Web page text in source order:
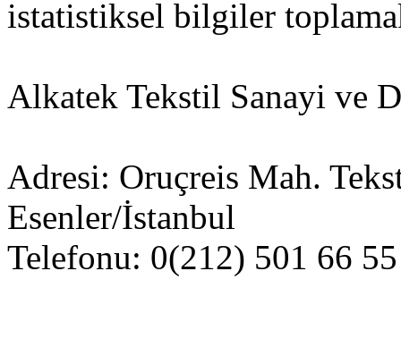
istatistiksel bilgiler
Alkatek Tekstil Sanayi ve
Adresi: Oruçreis Mah.
Esenler/İstanbul
Telefonu: 0(212) 501 66 55